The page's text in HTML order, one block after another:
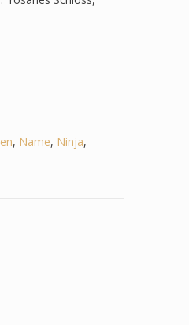
, Name, Ninja,